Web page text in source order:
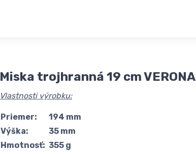
Miska trojhranná 19 cm VERONA
Vlastnosti výrobku:
Priemer:
194 mm
Výška:
35 mm
Hmotnosť: 355 g